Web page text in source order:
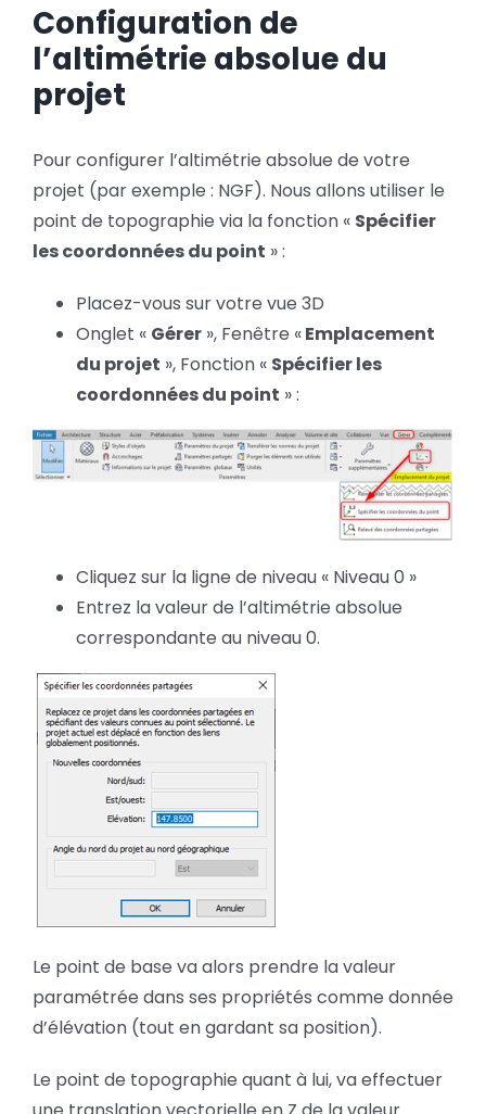
Configuration de
l’altimétrie absolue du
projet
Pour configurer l’altimétrie absolue de votre
projet (par exemple : NGF). Nous allons utiliser le
point de topographie via la fonction « Spécifier
les coordonnées du point » :
Placez-vous sur votre vue 3D
Onglet « Gérer», Fenêtre «Emplacement
du projet », Fonction « Spécifier les
coordonnées du point » :
Cliquez sur la ligne de niveau « Niveau 0 »
Entrez la valeur de l’altimétrie absolue
correspondante au niveau 0.
Le point de base va alors prendre la valeur
paramétrée dans ses propriétés comme donnée
d’élévation (tout en gardant sa position).
Le point de topographie quant à lui, va effectuer